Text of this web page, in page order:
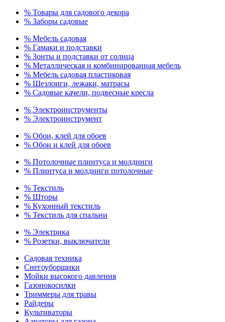
% Товары для садового декора
% Заборы садовые
% Мебель садовая
% Гамаки и подставки
% Зонты и подставки от солнца
% Металлическая и комбинированная мебель
% Мебель садовая пластиковая
% Шезлонги, лежаки, матрасы
% Садовые качели, подвесные кресла
% Электроинструменты
% Электроинструмент
% Обои, клей для обоев
% Обои и клей для обоев
% Потолочные плинтуса и молдинги
% Плинтуса и молдинги потолочные
% Текстиль
% Шторы
% Кухонный текстиль
% Текстиль для спальни
% Электрика
% Розетки, выключатели
Садовая техника
Снегоуборщики
Мойки высокого давления
Газонокосилки
Триммеры для травы
Райдеры
Культиваторы